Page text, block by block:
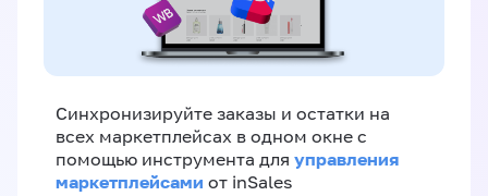
Синхронизируйте заказы и остатки на
всех маркетплейсах в одном окне с
помощью инструмента для управления
маркетплейсами от inSales